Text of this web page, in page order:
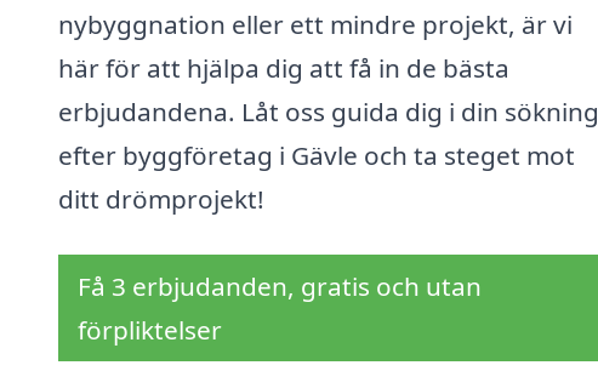
nybyggnation eller ett mindre projekt, är vi
här för att hjälpa dig att få in de bästa
erbjudandena. Låt oss guida dig i din sökning
efter byggföretag i Gävle och ta steget mot
ditt drömprojekt!
Få 3 erbjudanden, gratis och utan
förpliktelser